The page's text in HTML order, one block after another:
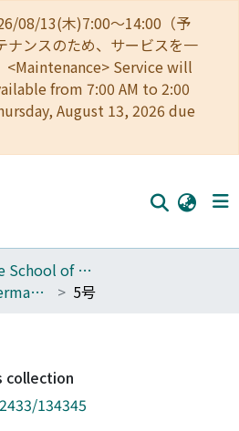
08/13(木)7:00～14:00（予
ナンスのため、サービスを一
Service will
from 7:00 AM to 2:00
August 13, 2026 due
010_Graduate School of Letters
Kenkyu Hokoku (Germanistisches Seminar, Universitat Kyoto)
5号
collection
134345